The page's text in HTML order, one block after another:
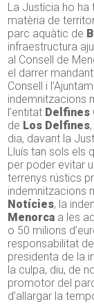
La Justícia ho ha
matèria de
parc aquàtic de
infraestructura
al Consell de
el darrer
Consell i
indemnitzacions
l’entitat Delfines
de Los Delfines
dia, davant la
Lluís tan sols els
per poder evitar
terrenys rústics
indemnitzacions
Notícies, la
Menorca a les
o 50 milions
responsabilitat
presidenta de la
la culpa, diu, de
promotor del
d’allargar la